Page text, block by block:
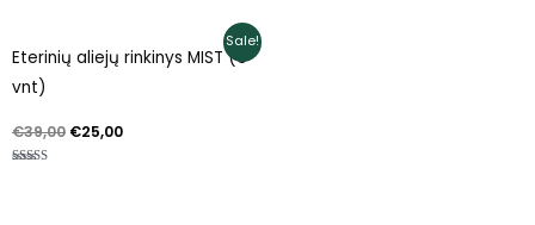
Sale!
Eterinių aliejų rinkinys MIST (6
vnt)
€39,00
price
€25,00
price